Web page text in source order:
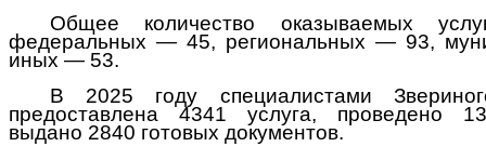
Общее количество оказываемых
федеральных — 45, региональных — 93,
иных — 53.
В 2025 году специалистами
предоставлена 4341 услуга, проведено
выдано 2840 готовых документов.